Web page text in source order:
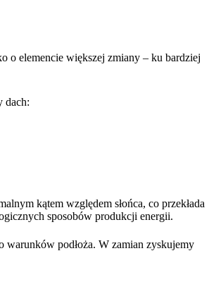
o elemencie większej zmiany – ku bardziej
dach:
kątem względem słońca, co przekłada
sposobów produkcji energii.
warunków podłoża. W zamian zyskujemy